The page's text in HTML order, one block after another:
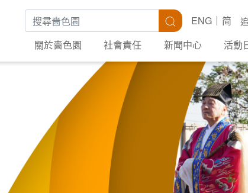
搜尋關鍵字 搜尋ENG
简
關於嗇色園
社會責任 新聞中心 活動